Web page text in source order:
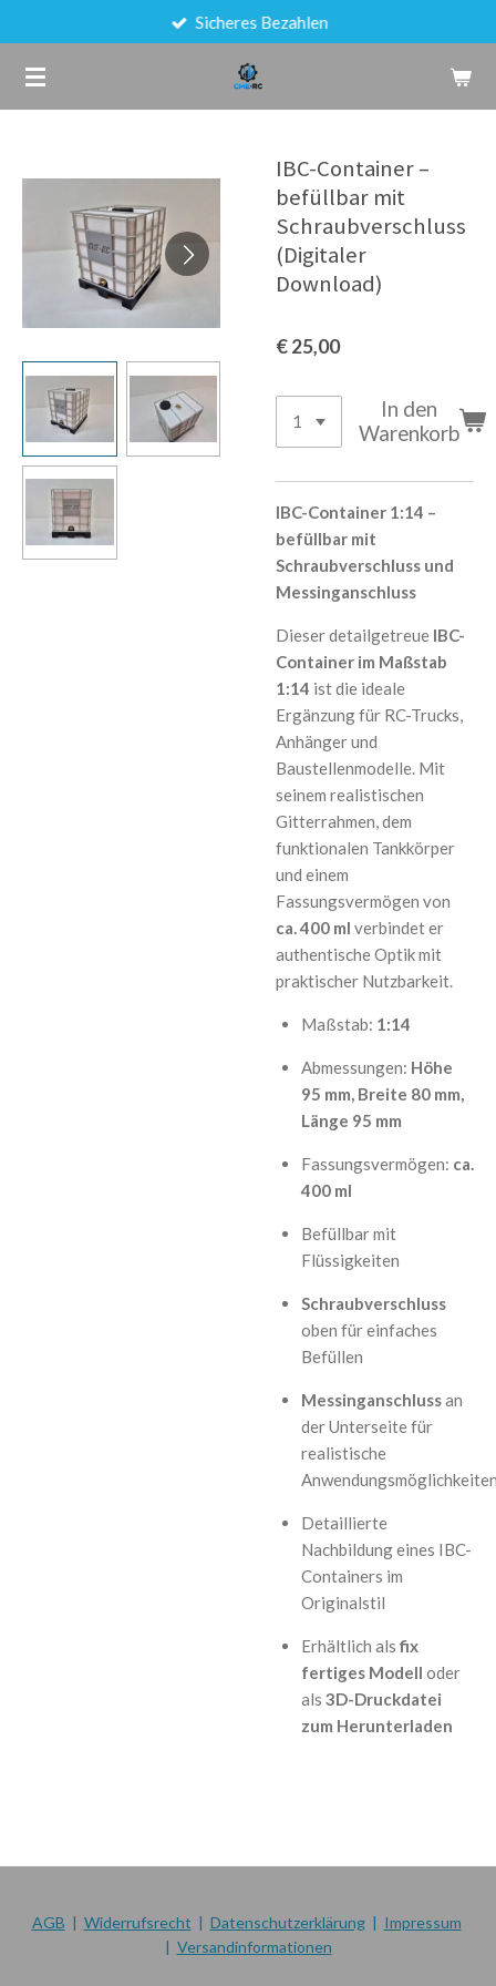
Hauptinhalt
springen
Sicheres Bezahlen
IBC-Container –
befüllbar mit
Schraubverschluss
(Digitaler
Download)
€ 25,00
In den
Warenkorb
IBC-Container 1:14 –
befüllbar mit
Schraubverschluss und
Messinganschluss
Dieser detailgetreue IBC-
Container im Maßstab
1:14 ist die ideale
Ergänzung für RC-Trucks,
Anhänger und
Baustellenmodelle. Mit
seinem realistischen
Gitterrahmen, dem
funktionalen Tankkörper
und einem
Fassungsvermögen von
ca. 400 ml verbindet er
authentische Optik mit
praktischer Nutzbarkeit.
Maßstab: 1:14
Abmessungen: Höhe
95 mm, Breite 80 mm,
Länge 95 mm
Fassungsvermögen: ca.
400 ml
Befüllbar mit
Flüssigkeiten
Schraubverschluss
oben für einfaches
Befüllen
Messinganschlussan
der Unterseite für
realistische
Detaillierte
Nachbildung eines IBC-
Containers im
Originalstil
Erhältlich als fix
fertiges Modell oder
als 3D-Druckdatei
zum Herunterladen
AGB | Widerrufsrecht | Datenschutzerklärung| Impressum
| Versandinformationen